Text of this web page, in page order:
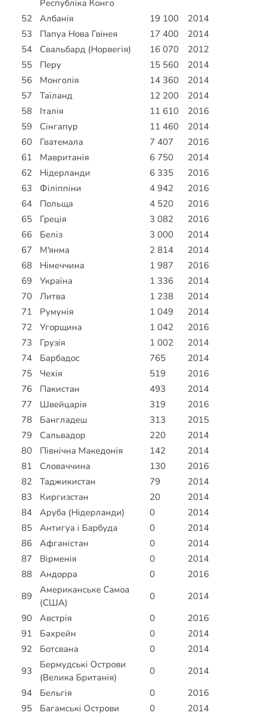
Республіка Конго
52
Албанія 19 100
2014
53
Папуа Нова Гвінея 17 400
2014
54
Свальбард (Норвегія) 16 070
2012
55
Перу 15 560
2014
56
Монголія 14 360
2014
57
Таїланд 12 200
2014
58
Італія 11 610
2016
59
Сінгапур 11 460
2014
60
Гватемала 7 407
2016
61
Мавританія 6 750
2014
62
Нідерланди 6 335
2016
63
Філіппіни 4 942
2016
64
Польща 4 520
2016
65
Греція 3 082
2016
66
Беліз 3 000
2014
67
М'янма 2 814
2014
68
Німеччина 1 987
2016
69
Україна 1 336
2014
70
Литва 1 238
2014
71
Румунія 1 049
2014
72
Угорщина 1 042
2016
73
Грузія 1 002
2014
74
Барбадос 765
2014
75
Чехія 519
2016
76
Пакистан 493
2014
77
Швейцарія 319
2016
78
Бангладеш 313
2015
79
Сальвадор 220
2014
80
Північна Македонія 142
2014
81
Словаччина 130
2016
82
Таджикистан 79
2014
83
Киргизстан 20
2014
84
Аруба (Нідерланди) 0
2014
85
Антигуа і Барбуда 0
2014
86
Афганістан 0
2014
87
Вірменія 0
2014
88
Андорра 0
2016
89
Американське Самоа
(США)
0
2014
90
Австрія 0
2016
91
Бахрейн 0
2014
92
Ботсвана 0
2014
93
Бермудські Острови
(Велика Британія)
0
2014
94
Бельгія 0
2016
95
Багамські Острови 0
2014